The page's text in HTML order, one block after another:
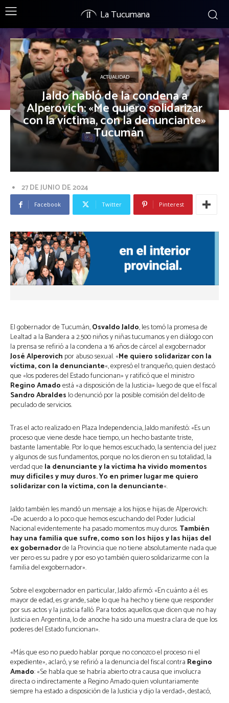
La Tucumana
ACTUALIDAD
Jaldo habló de la condena a
Alperovich: «Me quiero solidarizar
con la víctima, con la denunciante»
– Tucumán
27 DE JUNIO DE 2024
Facebook Twitter Pinterest
El gobernador de Tucumán,Osvaldo Jaldo, les tomó la promesa de
Lealtad a la Bandera a 2.500 niños y niñas tucumanos y en diálogo con
la prensa se refirió a la condena a 16 años de cárcel al exgobernador
José Alperovich por abuso sexual. «Me quiero solidarizar con la
víctima, con la denunciante«, expresó el tranqueño, quien destacó
que «los poderes del Estado funcionan» y ratificó que el ministro
Regino Amadoestá «a disposición de la Justicia» luego de que el fiscal
Sandro Abraldes lo denunció por la posible comisión del delito de
peculado de servicios.
Tras el acto realizado en Plaza Independencia, Jaldo manifestó: «Es un
proceso que viene desde hace tiempo, un hecho bastante triste,
bastante lamentable. Por lo que hemos escuchado, la sentencia del juez
y algunos de sus fundamentos, porque no los dieron en su totalidad, la
verdad que la denunciante y la víctima ha vivido momentos
muy difíciles y muy duros. Yo en primer lugar me quiero
solidarizar con la víctima, con la denunciante«.
Jaldo también les mandó un mensaje a los hijos e hijas de Alperovich:
«De acuerdo a lo poco que hemos escuchando del Poder Judicial
Nacional evidentemente ha pasado momentos muy duros.También
hay una familia que sufre, como son los hijos y las hijas del
ex gobernadorde la Provincia que no tiene absolutamente nada que
ver pero es su padre y por eso yo también quiero solidarizarme con la
familia del exgobernador».
Sobre el exgobernador en particular, Jaldo afirmó: «En cuánto a él: es
mayor de edad, es grande, sabe lo que ha hecho y tiene que responder
por sus actos y la justicia falló. Para todos aquellos que dicen que no hay
Justicia en Argentina, lo de anoche ha sido una muestra clara de que los
poderes del Estado funcionan».
«Más que eso no puedo hablar porque no conozco el proceso ni el
expediente», aclaró, y se refirió a la denuncia del fiscal contra Regino
Amado: «Se habla que se habría abierto otra causa que involucra
directa o indirectamente a Regino Amado quien voluntariamente
siempre ha estado a disposición de la Justicia y dijo la verdad», destacó,